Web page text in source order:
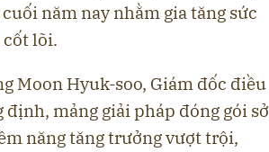
năm nay nhằm gia tăng sức
lõi.
Moon Hyuk-soo, Giám đốc điều
định, mảng giải pháp đóng gói sở
năng tăng trưởng vượt trội,